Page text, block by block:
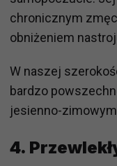
chronicznym
obniżeniem
W naszej
bardzo
jesienno-
4.